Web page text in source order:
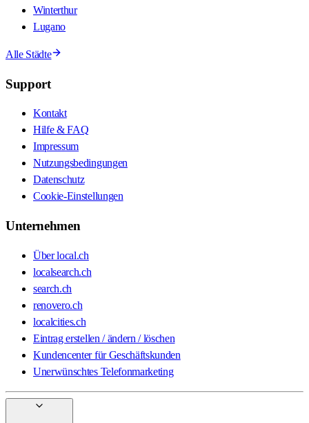
Winterthur
Lugano
Alle Städte
Support
Kontakt
Hilfe & FAQ
Impressum
Nutzungsbedingungen
Datenschutz
Cookie-Einstellungen
Unternehmen
Über local.ch
localsearch.ch
search.ch
renovero.ch
localcities.ch
Eintrag erstellen / ändern / löschen
Kundencenter für Geschäftskunden
Unerwünschtes Telefonmarketing